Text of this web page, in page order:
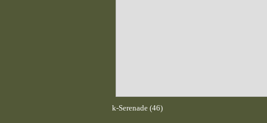
k-Serenade (46)